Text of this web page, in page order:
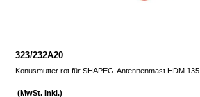
323/232A20
Konusmutter rot für SHAPEG-Antennenmast HDM 135
(MwSt. Inkl.)